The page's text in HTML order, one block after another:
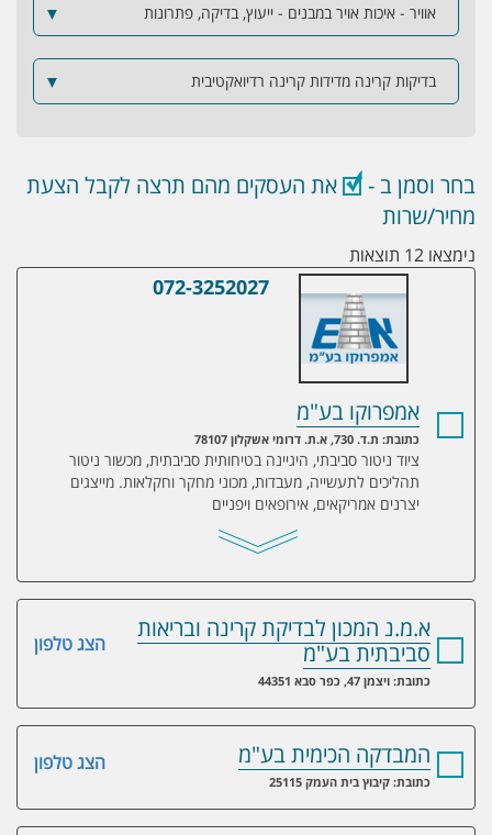
אוויר - איכות אויר במבנים - ייעוץ, בדיקה, פתרונות ▼
בדיקות קרינה מדידות קרינה רדיואקטיבית ▼
בחר וסמן ב -
את העסקים מהם תרצה לקבל הצעת
מחיר/שרות
נימצאו 12 תוצאות
אמפרוקו בע"מ
072-3252027
אמפרוקו בע"מ
כתובת: ת.ד. 730, א.ת. דרומי אשקלון 78107
ציוד ניטור סביבתי, היגיינה בטיחותית סביבתית, מכשור ניטור
תהליכים לתעשייה, מעבדות, מכוני מחקר וחקלאות. מייצגים
יצרנים אמריקאים, אירופאים ויפניים
הצג טלפון
א.מ.נ המכון לבדיקת קרינה ובריאות
סביבתית בע"מ
כתובת: ויצמן 47, כפר סבא 44351
הצג טלפון המבדקה הכימית בע"מ
כתובת: קיבוץ בית העמק 25115